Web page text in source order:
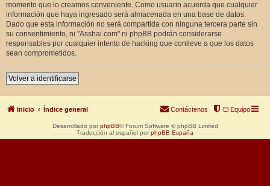
momento que lo creamos conveniente. Como usuario acuerda que cualquier
información que haya ingresado será almacenada en una base de datos.
Dado que esta información no será compartida con ninguna tercera parte sin
su consentimiento, ni "Asshai.com" ni phpBB podrán considerarse
responsables por cualquier intento de hacking que conlleve a que los datos
sean comprometidos.
Volver a identificarse
Inicio Índice general El Equipo
Contáctenos
Desarrollado por phpBB® Forum Software © phpBB Limited
Traducción al español por phpBB España